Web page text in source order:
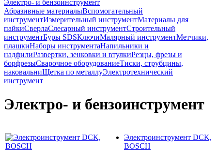
Электро- и бензоинструмент
Абразивные материалыВспомогательный
инструментИзмерительный инструментМатериалы для
пайкиСверлаСлесарный инструментСтроительный
инструментБуры SDSКлючиМалярный инструментМетчики,
плашкиНаборы инструментаНапильники и
надфилиРазвертки, зенковки и втулкиРезцы, фрезы и
борфрезыСварочное оборудованиеТиски, струбцины,
наковальниЩетка по металлуЭлектротехнический
инструмент
Электро- и бензоинструмент
Электроинструмент DCK,
BOSCH